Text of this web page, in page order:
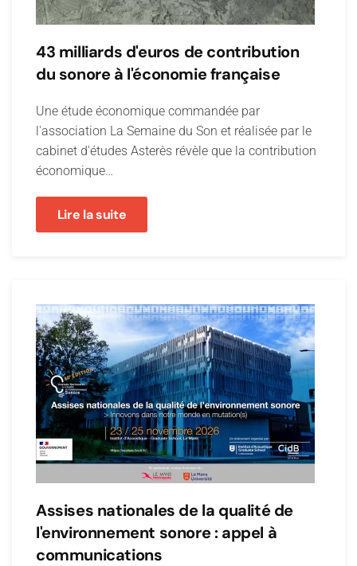
43 milliards d'euros de contribution
du sonore à l'économie française
Une étude économique commandée par
l'association La Semaine du Son et réalisée par le
cabinet d'études Asterès révèle que la contribution
économique…
Lire la suite
Assises nationales de la qualité de
l'environnement sonore : appel à
communications